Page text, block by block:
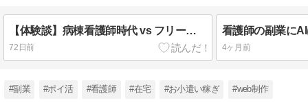
【体験談】病棟看護師時代 vs フリーランス｜朝の気持ちがまるで違った話
72日前 4ヶ月前
#副業 #ポイ活 #看護師 #在宅 #お小遣い稼ぎ #web制作